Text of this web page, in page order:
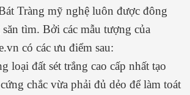
Tràng mỹ nghệ luôn được đông
tìm. Bởi các mẫu tượng của
có các ưu điểm sau:
loại đất sét trắng cao cấp nhất tạo
chắc vừa phải đủ dẻo để làm toát